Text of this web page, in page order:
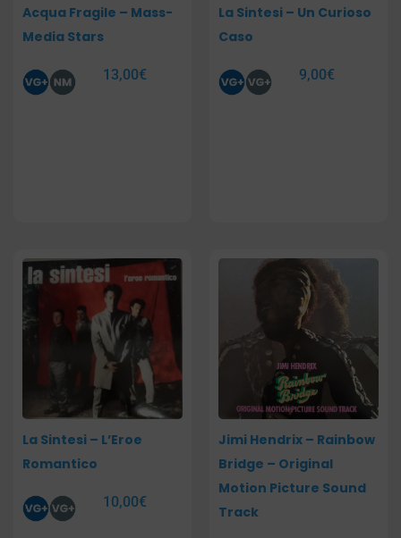
Acqua Fragile – Mass-
Media Stars
13,00€
La Sintesi – Un Curioso
Caso
9,00€
La Sintesi – L’Eroe
Romantico
10,00€
Jimi Hendrix – Rainbow
Bridge – Original
Motion Picture Sound
Track